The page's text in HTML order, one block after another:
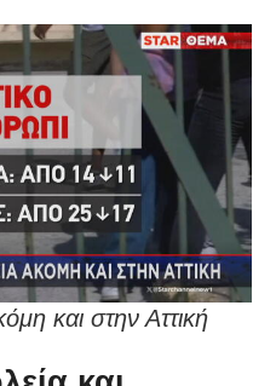
και στην Αττική